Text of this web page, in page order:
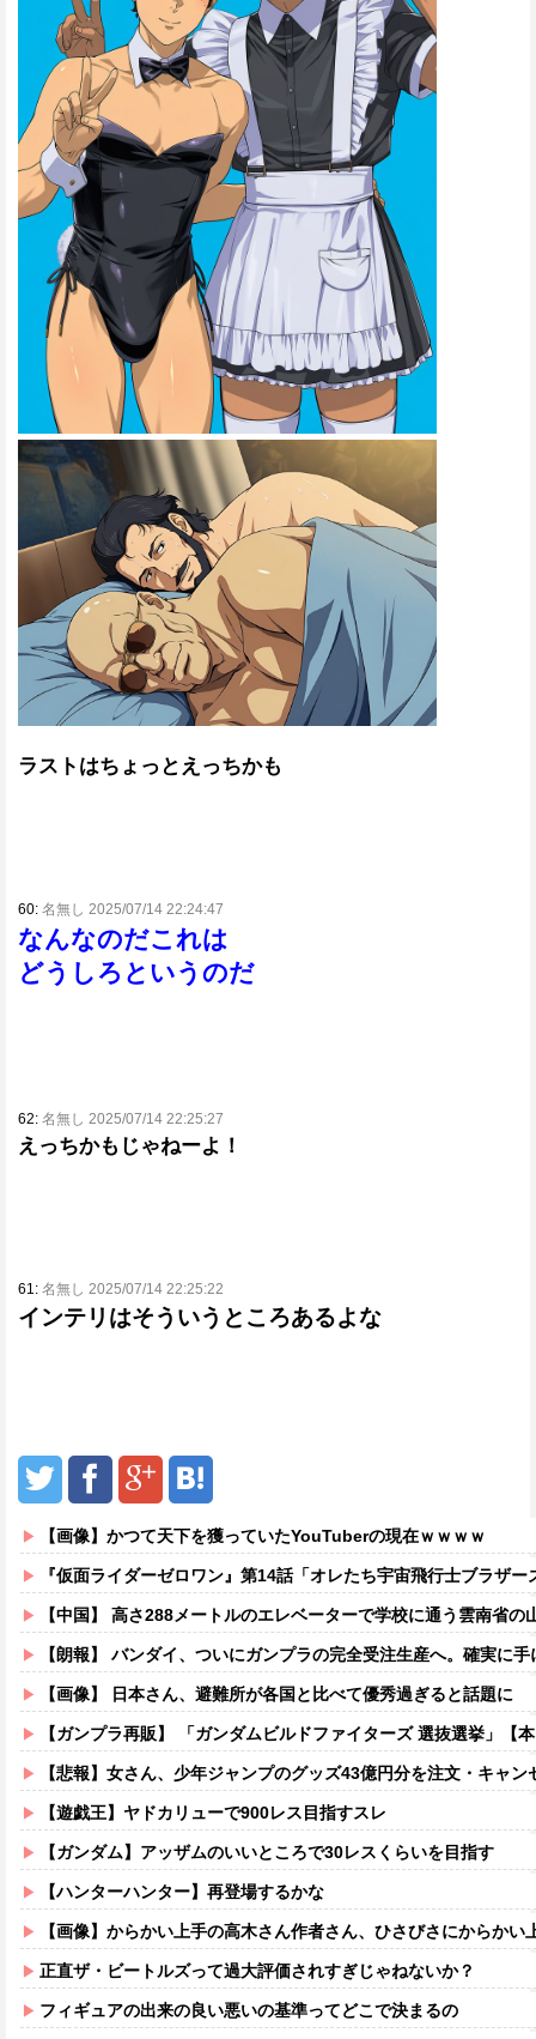
ラストはちょっとえっちかも
60: 名無し 2025/07/14 22:24:47
なんなのだこれは
どうしろというのだ
62: 名無し 2025/07/14 22:25:27
えっちかもじゃねーよ！
61: 名無し 2025/07/14 22:25:22
インテリはそういうところあるよな
【画像】かつて天下を獲っていたYouTuberの現在ｗｗｗｗ
『仮面ライダーゼロワン』第14話「オレたち宇宙飛行士ブラザー
【中国】 高さ288メートルのエレベーターで学校に通う雲南省の山地の子供
【朗報】 バンダイ、ついにガンプラの完全受注生産へ。確実に
【画像】 日本さん、避難所が各国と比べて優秀過ぎると話題に
【ガンプラ再販】 「ガンダムビルドファイターズ 選抜選挙」【
【悲報】女さん、少年ジャンプのグッズ43億円分を注文・キャ
【遊戯王】ヤドカリューで900レス目指すスレ
【ガンダム】アッザムのいいところで30レスくらいを目指す
【ハンターハンター】再登場するかな
【画像】からかい上手の高木さん作者さん、ひさびさにからかい上手の高木
正直ザ・ビートルズって過大評価されすぎじゃねないか？
フィギュアの出来の良い悪いの基準ってどこで決まるの